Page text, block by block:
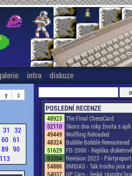
intra diskuze
y z
31 32
60 61
89 90
113
POSLEDNÍ RECENZE
48923 The Final ChessCard
52110 Skoro dva roky života s
49449 Wolfling Reloaded
48324 Bubble Bobble Remastered
51629 FD-2000 - Replika
53304 Revision 2023 - Pártyreport
54886 8MIDAS - Tak trochu jiná
54037 GP Cars - česká závodní